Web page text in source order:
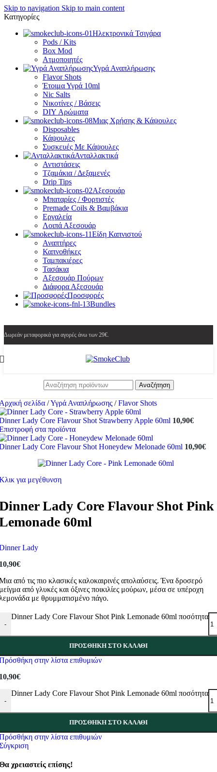
Skip to navigation Skip to main content
Κατηγορίες
Ηλεκτρονικά Τσιγάρα
Pods / Kits
Box Mod
Ατμοποιητές
Υγρά Αναπλήρωσης
Flavor Shots
Έτοιμα Υγρά 10ml
Nic Salts
Νικοτίνες / Βάσεις
DIY Αρώματα
Μιας Χρήσης & Κάψουλες
Disposables
Κάψουλες
Συσκευές Με Κάψουλες
Ανταλλακτικά
Αντιστάσεις
Τζαμάκια / Δεξαμενές
Drip Tips
Αξεσουάρ
Μπαταρίες / Φορτιστές
Premade Coils & Βαμβάκια
Εργαλεία
Λοιπά Αξεσουάρ
Είδη Καπνιστού
Αναπτήρες
Καπνοθήκες
Ταμπακιέρες
Τασάκια
Αξεσουάρ Πούρων
Διάφορα Αξεσουάρ
Προσφορές
Bundles
Δωρεάν μεταφορικά για αγορές άνω των 29€.
Αναζήτηση
σελίδα /Υγρά Αναπλήρωσης / Flavor Shots
Lady Core Flavour Shot Strawberry Apple 60ml 10,90€
στα προϊόντα
Lady Core Flavour Shot Honeydew Melonade 60ml 10,90€
για μεγέθυνση
Lady Core Flavour Shot Pink
60ml
Lady
€
από τις πιο κλασικές καλοκαιρινές απολαύσεις. Ένα δροσερό
από γλυκές και όξινες ποικιλίες μούρων, μέσα σε υπέροχη
με θρυμματισμένο πάγο.
-
Dinner Lady Core Flavour Shot Pink Lemonade 60ml ποσότητα
ΠΡΟΣΘΉΚΗ ΣΤΟ ΚΑΛΆΘΙ
στην λίστα επιθυμιών
€
-
Dinner Lady Core Flavour Shot Pink Lemonade 60ml ποσότητα
ΠΡΟΣΘΉΚΗ ΣΤΟ ΚΑΛΆΘΙ
στην λίστα επιθυμιών
χρειαστείς επίσης!